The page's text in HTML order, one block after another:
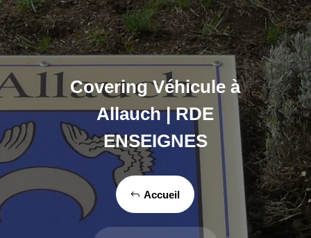
Covering Véhicule à
Allauch | RDE
ENSEIGNES
Accueil